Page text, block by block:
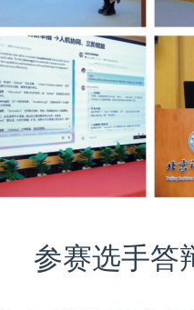
参赛选手答